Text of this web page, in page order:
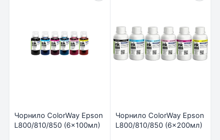
Чорнило ColorWay Epson
L800/810/850 (6×100мл)
Чорнило ColorWay Epson
L800/810/850 (6×200мл)